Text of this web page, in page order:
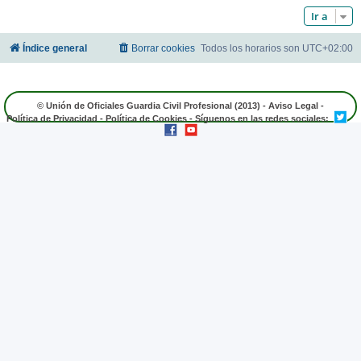
Ir a
Índice general Todos los horarios son UTC+02:00
Borrar cookies
© Unión de Oficiales Guardia Civil Profesional (2013) - Aviso Legal -
Política de Privacidad - Política de Cookies - Síguenos en las redes sociales: